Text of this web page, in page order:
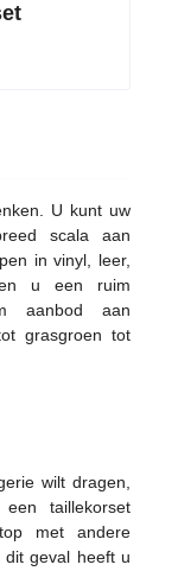
U kunt uw
scala aan
in vinyl, leer,
u een ruim
aanbod aan
grasgroen tot
wilt dragen,
taillekorset
met andere
geval heeft u